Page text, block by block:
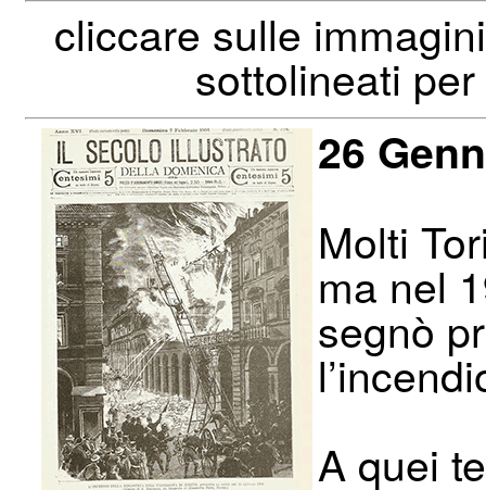
cliccare sulle
sottolineati
26
Molti
ma nel
segnò
A quei